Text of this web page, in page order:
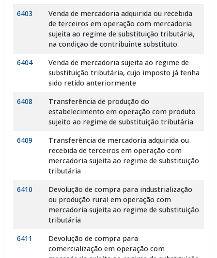
6403
Venda de mercadoria adquirida ou recebida
de terceiros em operação com mercadoria
sujeita ao regime de substituição tributária,
na condição de contribuinte substituto
6404
Venda de mercadoria sujeita ao regime de
substituição tributária, cujo imposto já tenha
sido retido anteriormente
6408
Transferência de produção do
estabelecimento em operação com produto
sujeito ao regime de substituição tributária
6409
Transferência de mercadoria adquirida ou
recebida de terceiros em operação com
mercadoria sujeita ao regime de substituição
tributária
6410
Devolução de compra para industrialização
ou produção rural em operação com
mercadoria sujeita ao regime de substituição
tributária
6411
Devolução de compra para
comercialização em operação com